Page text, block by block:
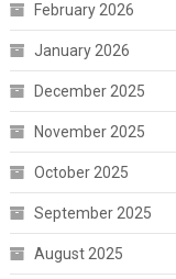
February 2026
January 2026
December 2025
November 2025
October 2025
September 2025
August 2025